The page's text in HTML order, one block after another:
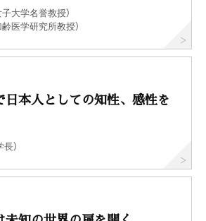
大学名誉教授）
医学研究所教授）
日本人としての知性、感性を
）